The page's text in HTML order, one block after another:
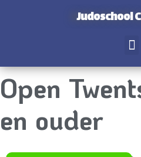
Judoschool
Open
en ouder